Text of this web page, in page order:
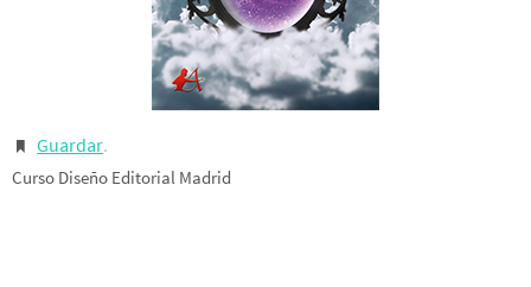
Guardar.
Curso Diseño Editorial Madrid